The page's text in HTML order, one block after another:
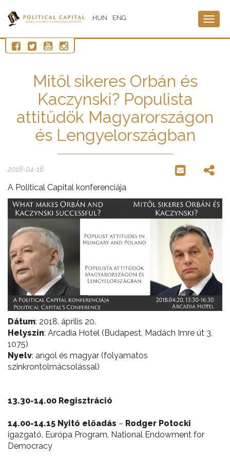
HUN ENG
Mitől sikeres Orbán és
Kaczynski? Populista
attitűdök Magyarországon
és Lengyelországban
2018-04-16
A Political Capital konferenciája
Dátum: 2018. április 20.
Helyszín: Arcadia Hotel (Budapest, Madách Imre út 3,
1075)
Nyelv: angol és magyar (folyamatos
szinkrontolmácsolással)
13.30-14.00 Regisztráció
14.00-14.15 Nyitó előadás – Rodger Potocki
igazgató, Európa Program, National Endowment for
Democracy